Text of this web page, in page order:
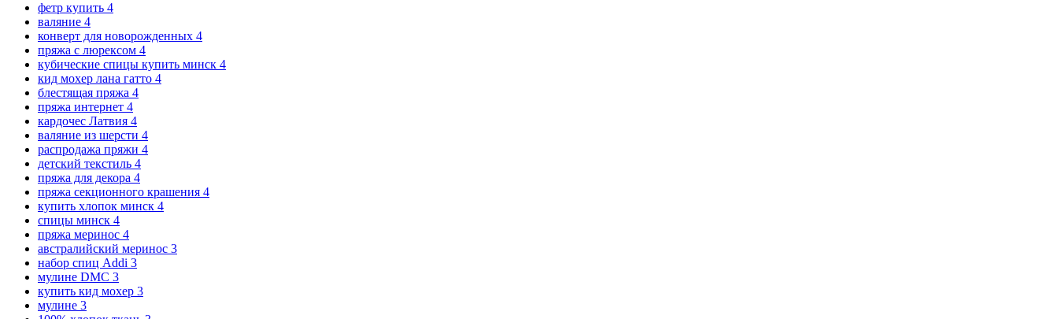
фетр купить 4
валяние 4
конверт для новорожденных 4
пряжа с люрексом 4
кубические спицы купить минск 4
кид мохер лана гатто 4
блестящая пряжа 4
пряжа интернет 4
кардочес Латвия 4
валяние из шерсти 4
распродажа пряжи 4
детский текстиль 4
пряжа для декора 4
пряжа секционного крашения 4
купить хлопок минск 4
спицы минск 4
пряжа меринос 4
австралийский меринос 3
набор спиц Addi 3
мулине DMC 3
купить кид мохер 3
мулине 3